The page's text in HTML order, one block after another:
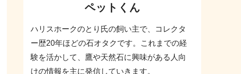
ペットくん
ハリスホークのとり氏の飼い主で、コレクタ
ー歴20年ほどの石オタクです。これまでの経
験を活かして、鷹や天然石に興味がある人向
けの情報を主に発信していきます。